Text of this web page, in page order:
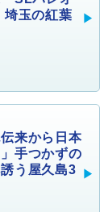
埼玉の紅葉
来から日本
手つかずの
う屋久島3